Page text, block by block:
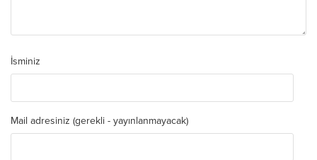
İsminiz
Mail adresiniz (gerekli - yayınlanmayacak)